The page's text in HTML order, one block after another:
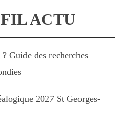
ACTU
Guide des recherches
2027 St Georges-